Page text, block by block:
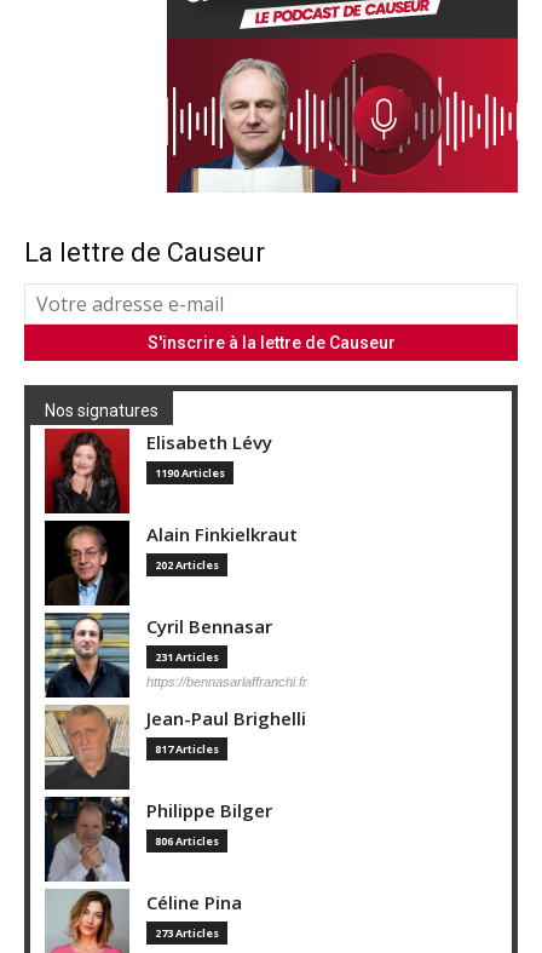
La lettre de Causeur
Nos signatures
Elisabeth Lévy
1190 Articles
Alain Finkielkraut
202 Articles
Cyril Bennasar
231 Articles
https://bennasarlaffranchi.fr
Jean-Paul Brighelli
817 Articles
Philippe Bilger
806 Articles
Céline Pina
273 Articles